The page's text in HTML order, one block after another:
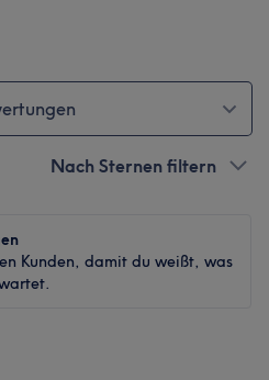
Nach Sternen filtern
Kunden, damit du weißt, was